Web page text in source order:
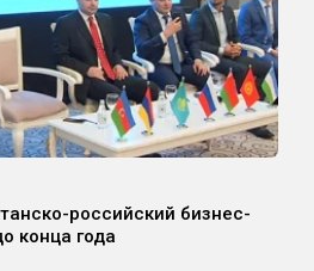
российский бизнес-
конца года